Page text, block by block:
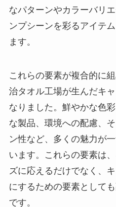
なパターンやカラーバリ
ンプシーンを彩るアイテ
ます。
これらの要素が複合的に
治タオル工場が生んだキ
なりました。鮮やかな色
な製品、環境への配慮、
ン性など、多くの魅力が
います。これらの要素は
ズに応えるだけでなく、
にするための要素として
です。